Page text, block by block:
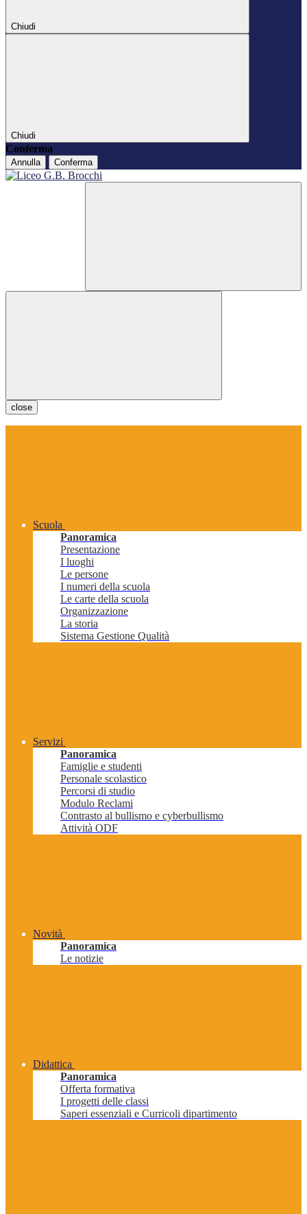
Chiudi
Chiudi
Conferma
Annulla Conferma
close
Scuola
Panoramica
Presentazione
I luoghi
Le persone
I numeri della scuola
Le carte della scuola
Organizzazione
La storia
Sistema Gestione Qualità
Servizi
Panoramica
Famiglie e studenti
Personale scolastico
Percorsi di studio
Modulo Reclami
Contrasto al bullismo e cyberbullismo
Attività ODF
Novità
Panoramica
Le notizie
Didattica
Panoramica
Offerta formativa
I progetti delle classi
Saperi essenziali e Curricoli dipartimento